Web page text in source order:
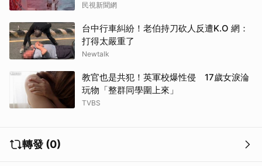
民視新聞網
台中行車糾紛！老伯持刀砍人反遭K.O 網：
打得太嚴重了
Newtalk
教官也是共犯！英軍校爆性侵 17歲女淚淪
玩物「整群同學圍上來」
TVBS
轉發 (0)